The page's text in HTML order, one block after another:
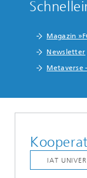
Magazin
Newsletter
Metaverse